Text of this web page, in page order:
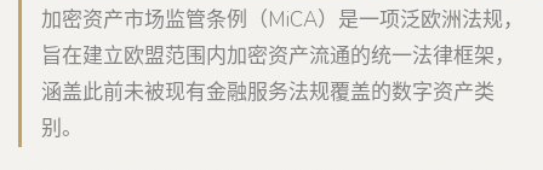
加密资产市场监管条例（MiCA）是一项泛欧洲法规，
旨在建立欧盟范围内加密资产流通的统一法律框架，
涵盖此前未被现有金融服务法规覆盖的数字资产类
别。